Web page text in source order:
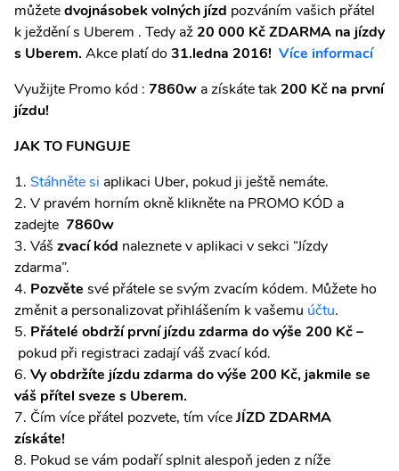
můžetedvojnásobek volných jízd pozváním vašich přátel
k ježdění s Uberem . Tedy až 20 000 Kč ZDARMA na jízdy
s Uberem. Akce platí do 31.ledna 2016! Více informací
Využijte Promo kód : 7860w a získáte tak 200 Kč na první
jízdu!
JAK TO FUNGUJE
Stáhněte si aplikaci Uber, pokud ji ještě nemáte.
V pravém horním okně klikněte na PROMO KÓD a
zadejte 7860w
Váš zvací kód naleznete v aplikaci v sekci “Jízdy
zdarma”.
Pozvěte své přátele se svým zvacím kódem. Můžete ho
změnit a personalizovat přihlášením k vašemu účtu.
Přátelé obdrží první jízdu zdarma do výše 200 Kč –
pokud při registraci zadají váš zvací kód.
Vy obdržíte jízdu zdarma do výše 200 Kč, jakmile se
váš přítel sveze s Uberem.
Čím více přátel pozvete, tím víceJÍZD ZDARMA
získáte!
Pokud se vám podaří splnit alespoň jeden z níže